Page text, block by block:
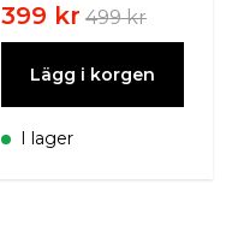
399 kr 499 kr
Lägg i korgen
I lager